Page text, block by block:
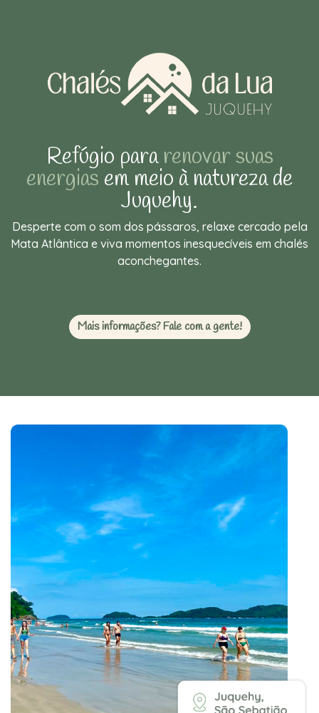
Refúgio pararenovar suas
energias em meio à natureza de
Juquehy.
Desperte com o som dos pássaros, relaxe cercado pela
Mata Atlântica e viva momentos inesquecíveis em chalés
aconchegantes.
Mais informações? Fale com a gente!